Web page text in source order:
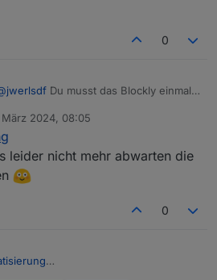
0
jwerlsdf Du musst das Blockly einmal
Code hat sich geändert
Wie kommst Du überhaupt an die
Version? Da die Tests fehlschlagen
die Version ja nicht auf npm.
Hoffentlich nicht über GitHub installiert
2024, 08:05
leider nicht mehr abwarten die
0